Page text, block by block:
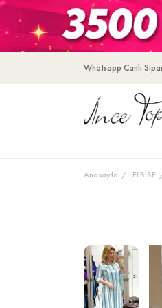
Whatsapp Canlı
Anasayfa ELBİSE